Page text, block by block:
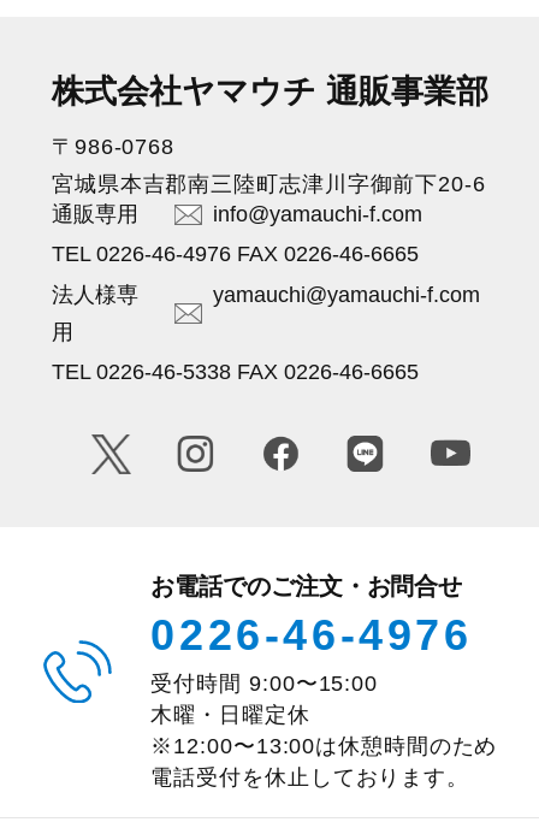
株式会社ヤマウチ 通販事業部
〒986-0768
宮城県本吉郡南三陸町志津川字御前下20-6
通販専用
info@yamauchi-f.com
TEL 0226-46-4976 FAX 0226-46-6665
法人様専
用
yamauchi@yamauchi-f.com
TEL 0226-46-5338 FAX 0226-46-6665
お電話でのご注文・お問合せ
0226-46-4976
受付時間 9:00〜15:00
木曜・日曜定休
※12:00〜13:00は休憩時間のため
電話受付を休止しております。